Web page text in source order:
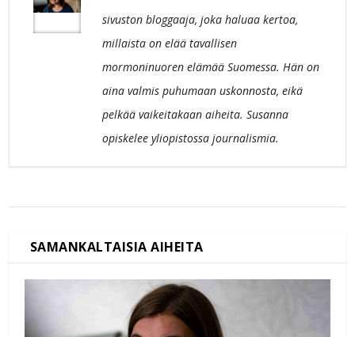
sivuston bloggaaja, joka haluaa kertoa,
millaista on elää tavallisen
mormoninuoren elämää Suomessa. Hän on
aina valmis puhumaan uskonnosta, eikä
pelkää vaikeitakaan aiheita. Susanna
opiskelee yliopistossa journalismia.